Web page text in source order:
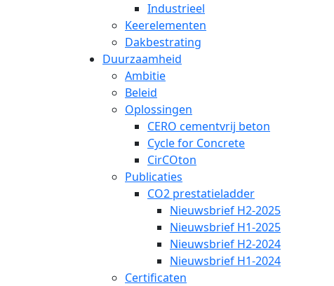
Industrieel
Keerelementen
Dakbestrating
Duurzaamheid
Ambitie
Beleid
Oplossingen
CERO cementvrij beton
Cycle for Concrete
CirCOton
Publicaties
CO2 prestatieladder
Nieuwsbrief H2-2025
Nieuwsbrief H1-2025
Nieuwsbrief H2-2024
Nieuwsbrief H1-2024
Certificaten